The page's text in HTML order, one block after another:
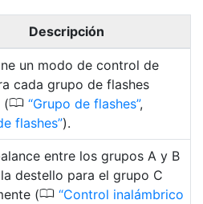
Descripción
un modo de control de
cada grupo de flashes
(0 Grupo de flashes ,
flashes ).
entre los grupos A y B
destello para el grupo C
(0 Control inalámbrico